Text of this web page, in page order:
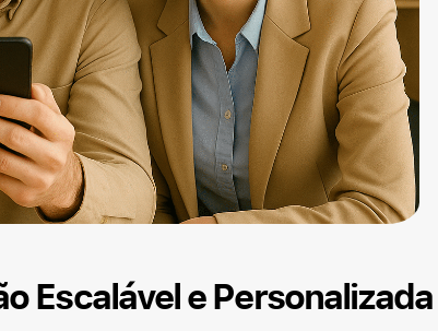
Escalável e Personalizada